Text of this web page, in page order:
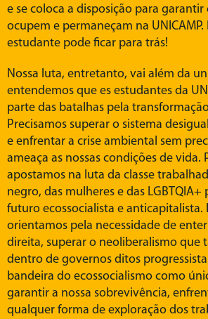
e se coloca a disposição para garantir
ocupem e permaneçam na
estudante pode ficar para trás!
Nossa luta, entretanto, vai além da
entendemos que es estudantes da
parte das batalhas pela
Precisamos superar o sistema
e enfrentar a crise ambiental sem
ameaça as nossas condições de vida.
apostamos na luta da classe
negro, das mulheres e das
futuro ecossocialista e anticapitalista.
orientamos pela necessidade de
direita, superar o neoliberalismo que
dentro de governos ditos
bandeira do ecossocialismo como
garantir a nossa sobrevivência,
qualquer forma de exploração dos